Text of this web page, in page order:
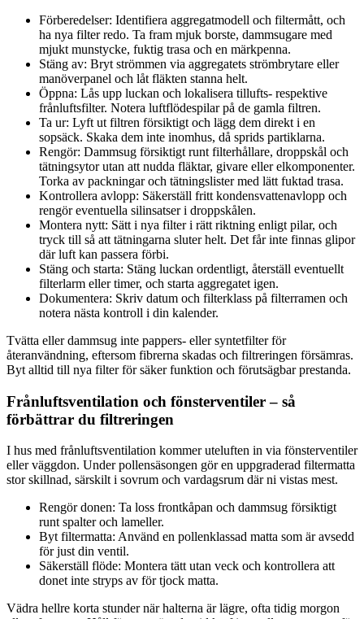
Förberedelser: Identifiera aggregatmodell och filtermått, och
ha nya filter redo. Ta fram mjuk borste, dammsugare med
mjukt munstycke, fuktig trasa och en märkpenna.
Stäng av: Bryt strömmen via aggregatets strömbrytare eller
manöverpanel och låt fläkten stanna helt.
Öppna: Lås upp luckan och lokalisera tillufts- respektive
frånluftsfilter. Notera luftflödespilar på de gamla filtren.
Ta ur: Lyft ut filtren försiktigt och lägg dem direkt i en
sopsäck. Skaka dem inte inomhus, då sprids partiklarna.
Rengör: Dammsug försiktigt runt filterhållare, droppskål och
tätningsytor utan att nudda fläktar, givare eller elkomponenter.
Torka av packningar och tätningslister med lätt fuktad trasa.
Kontrollera avlopp: Säkerställ fritt kondensvattenavlopp och
rengör eventuella silinsatser i droppskålen.
Montera nytt: Sätt i nya filter i rätt riktning enligt pilar, och
tryck till så att tätningarna sluter helt. Det får inte finnas glipor
där luft kan passera förbi.
Stäng och starta: Stäng luckan ordentligt, återställ eventuellt
filterlarm eller timer, och starta aggregatet igen.
Dokumentera: Skriv datum och filterklass på filterramen och
notera nästa kontroll i din kalender.
Tvätta eller dammsug inte pappers- eller syntetfilter för
återanvändning, eftersom fibrerna skadas och filtreringen försämras.
Byt alltid till nya filter för säker funktion och förutsägbar prestanda.
Frånluftsventilation och fönsterventiler – så
förbättrar du filtreringen
I hus med frånluftsventilation kommer uteluften in via fönsterventiler
eller väggdon. Under pollensäsongen gör en uppgraderad filtermatta
stor skillnad, särskilt i sovrum och vardagsrum där ni vistas mest.
Rengör donen: Ta loss frontkåpan och dammsug försiktigt
runt spalter och lameller.
Byt filtermatta: Använd en pollenklassad matta som är avsedd
för just din ventil.
Säkerställ flöde: Montera tätt utan veck och kontrollera att
donet inte stryps av för tjock matta.
Vädra hellre korta stunder när halterna är lägre, ofta tidig morgon